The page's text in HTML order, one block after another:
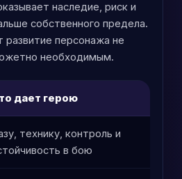
наследие, риск и
собственного предела.
персонажа не
необходимым.
дает герою
технику, контроль и
в бою